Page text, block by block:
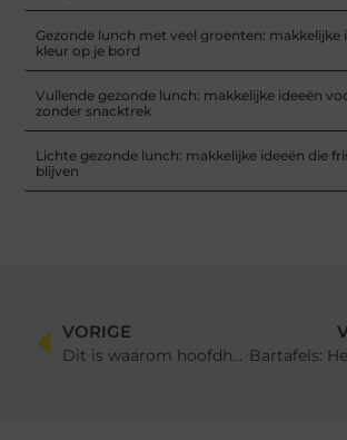
Gezonde lunch met veel groenten: makkelijke
kleur op je bord
Vullende gezonde lunch: makkelijke ideeën
zonder snacktrek
Lichte gezonde lunch: makkelijke ideeën die
blijven
VORIGE
Dit is waarom hoofdhuidverzorging belangrijk is